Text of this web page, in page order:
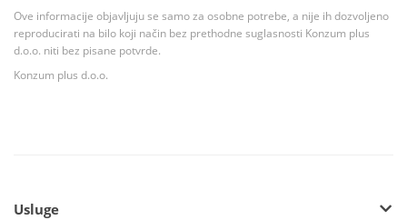
Ove informacije objavljuju se samo za osobne potrebe, a nije ih dozvoljeno
reproducirati na bilo koji način bez prethodne suglasnosti Konzum plus
d.o.o. niti bez pisane potvrde.
Konzum plus d.o.o.
Usluge